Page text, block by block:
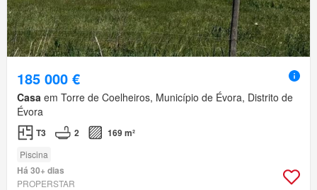
185 000 €
Casa em Torre de Coelheiros, Município de Évora, Distrito de
Évora
T3 2 169 m²
Piscina
Há 30+ dias
PROPERSTAR